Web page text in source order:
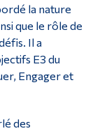
la nature
que le rôle de
Il a
E3 du
Engager et
des